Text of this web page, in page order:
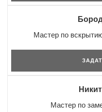
Мастер по
Мастер по